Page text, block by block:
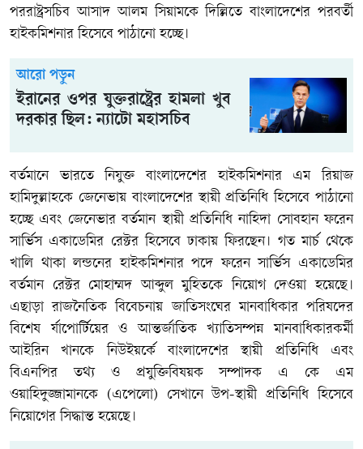
পররাষ্ট্রসচিব আসাদ আলম সিয়ামকে দিল্লিতে বাংলাদেশের পরবর্তী
হাইকমিশনার হিসেবে পাঠানো হচ্ছে।
আরো পড়ুন
ইরানের ওপর যুক্তরাষ্ট্রের হামলা খুব
দরকার ছিল: ন্যাটো মহাসচিব
বর্তমানে ভারতে নিযুক্ত বাংলাদেশের হাইকমিশনার এম রিয়াজ
হামিদুল্লাহকে জেনেভায় বাংলাদেশের স্থায়ী প্রতিনিধি হিসেবে পাঠানো
হচ্ছে এবং জেনেভার বর্তমান স্থায়ী প্রতিনিধি নাহিদা সোবহান ফরেন
সার্ভিস একাডেমির রেক্টর হিসেবে ঢাকায় ফিরছেন। গত মার্চ থেকে
খালি থাকা লন্ডনের হাইকমিশনার পদে ফরেন সার্ভিস একাডেমির
বর্তমান রেক্টর মোহাম্মদ আব্দুল মুহিতকে নিয়োগ দেওয়া হয়েছে।
এছাড়া রাজনৈতিক বিবেচনায় জাতিসংঘের মানবাধিকার পরিষদের
বিশেষ র্যাপোর্টিয়ের ও আন্তর্জাতিক খ্যাতিসম্পন্ন মানবাধিকারকর্মী
আইরিন খানকে নিউইয়র্কে বাংলাদেশের স্থায়ী প্রতিনিধি এবং
বিএনপির তথ্য ও প্রযুক্তিবিষয়ক সম্পাদক এ কে এম
ওয়াহিদুজ্জামানকে (এপেলো) সেখানে উপ-স্থায়ী প্রতিনিধি হিসেবে
নিয়োগের সিদ্ধান্ত হয়েছে।